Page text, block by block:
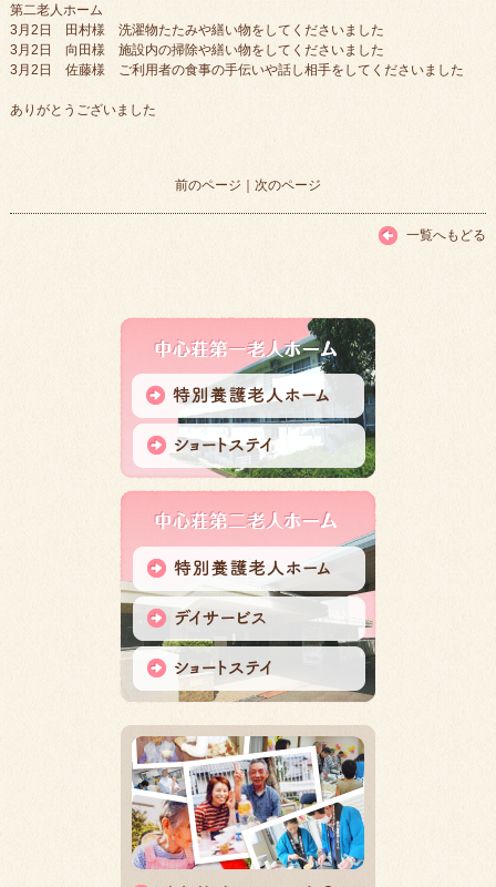
第二老人ホーム
3月2日 田村様 洗濯物たたみや繕い物をしてくださいました
3月2日 向田様 施設内の掃除や繕い物をしてくださいました
3月2日 佐藤様 ご利用者の食事の手伝いや話し相手をしてくださいました
ありがとうございました
前のページ ｜ 次のページ
一覧へもどる